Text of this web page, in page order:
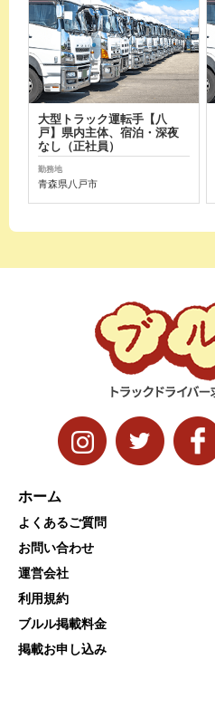
大型トラック運転手【八
戸】県内主体、宿泊・深夜
なし（正社員）
勤務地
青森県八戸市
ホーム
よくあるご質問
お問い合わせ
運営会社
利用規約
ブルル掲載料金
掲載お申し込み